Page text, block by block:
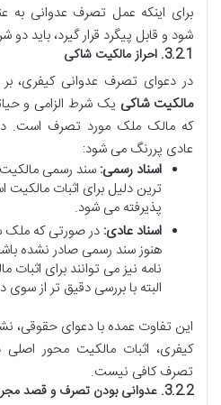
برای اینکه عمل تصرف عدوانی به
شود و قابل پیگرد قرار گیرد، باید
3.2.1. احراز مالکیت شاکی
در دعوای تصرف عدوانی کیفری،
مالکیت شاکی یک شرط الزامی و
که مالک ملک مورد تصرف است.
عادی پررنگ می شود:
اسناد رسمی: سند رسمی
ترین دلیل برای اثبات
پذیرفته می شود.
اسناد عادی: در صورتی که ملک
هنوز سند رسمی صادر نشده
نامه نیز می توانند برای اثبات
البته با بررسی دقیق تر از سوی
این تفاوت عمده با دعوای حقوقی،
کیفری، اثبات مالکیت محور
تصرف کافی نیست.
3.2.2. عدوانی بودن تصرف و قصد مجرمانه (سوء نیت)